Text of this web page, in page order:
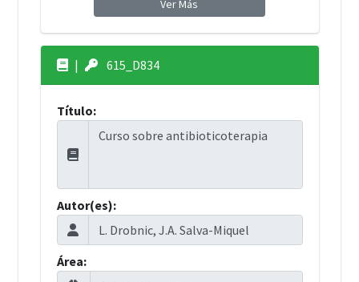
Ver Más
| 615_D834
Título:
Autor(es):
Área: